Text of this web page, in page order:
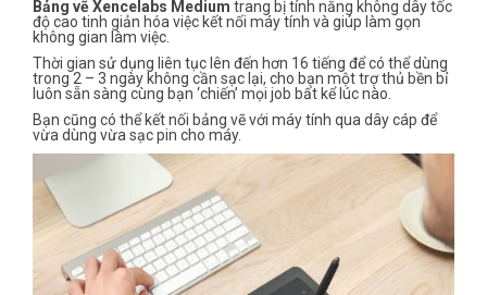
Bảng vẽ Xencelabs Medium trang bị tính năng không dây tốc
độ cao tinh giản hóa việc kết nối máy tính và giúp làm gọn
không gian làm việc.
Thời gian sử dụng liên tục lên đến hơn 16 tiếng để có thể dùng
trong 2 – 3 ngày không cần sạc lại, cho bạn một trợ thủ bền bỉ
luôn sẵn sàng cùng bạn ‘chiến’ mọi job bất kể lúc nào.
Bạn cũng có thể kết nối bảng vẽ với máy tính qua dây cáp để
vừa dùng vừa sạc pin cho máy.